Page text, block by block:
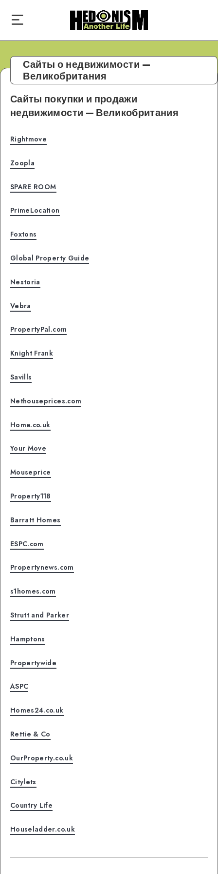
Сайты о недвижимости —
Великобритания
Сайты покупки и продажи
недвижимости — Великобритания
Rightmove
Zoopla
SPARE ROOM
PrimeLocation
Foxtons
Global Property Guide
Nestoria
Vebra
PropertyPal.com
Knight Frank
Savills
Nethouseprices.com
Home.co.uk
Your Move
Mouseprice
Property118
Barratt Homes
ESPC.com
Propertynews.com
s1homes.com
Strutt and Parker
Hamptons
Propertywide
ASPC
Homes24.co.uk
Rettie & Co
OurProperty.co.uk
Citylets
Country Life
Houseladder.co.uk